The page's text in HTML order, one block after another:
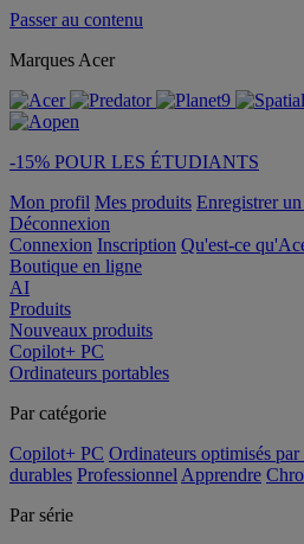
Passer au contenu
Marques Acer
-15% POUR LES ÉTUDIANTS
Mon profil Mes produits Enregistrer
Déconnexion
Connexion Inscription Qu'est-ce
Boutique en ligne
AI
Produits
Nouveaux produits
Copilot+ PC
Ordinateurs portables
Par catégorie
Copilot+ PC Ordinateurs optimisés
durables Professionnel Apprendre
Par série